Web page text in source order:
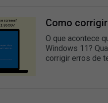
Como
O que acontece
Windows 11?
corrigir erros de